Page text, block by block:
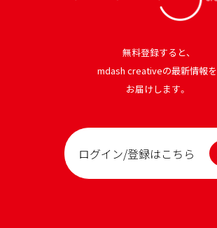
無料登録すると、
mdash creativeの最新情報を
お届けします。
ログイン/登録はこちら